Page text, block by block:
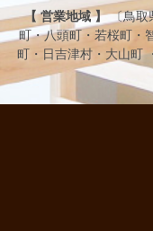
【 営業地域 】〔鳥取
町・八頭町・若桜町・
町・日吉津村・大山町